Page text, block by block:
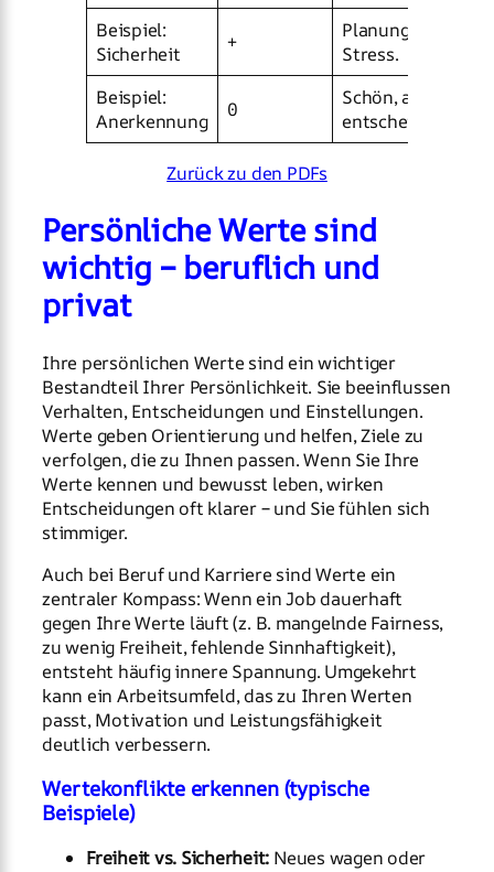
Beispiel:
Sicherheit
+
Planung reduziert
Stress.
Beispiel:
Anerkennung
0
Schön, aber nicht
entscheidend.
Zurück zu den PDFs
Persönliche Werte sind
wichtig – beruflich und
privat
Ihre persönlichen Werte sind ein wichtiger
Bestandteil Ihrer Persönlichkeit. Sie beeinflussen
Verhalten, Entscheidungen und Einstellungen.
Werte geben Orientierung und helfen, Ziele zu
verfolgen, die zu Ihnen passen. Wenn Sie Ihre
Werte kennen und bewusst leben, wirken
Entscheidungen oft klarer – und Sie fühlen sich
stimmiger.
Auch bei Beruf und Karriere sind Werte ein
zentraler Kompass: Wenn ein Job dauerhaft
gegen Ihre Werte läuft (z. B. mangelnde Fairness,
zu wenig Freiheit, fehlende Sinnhaftigkeit),
entsteht häufig innere Spannung. Umgekehrt
kann ein Arbeitsumfeld, das zu Ihren Werten
passt, Motivation und Leistungsfähigkeit
deutlich verbessern.
Wertekonflikte erkennen (typische
Beispiele)
Freiheit vs. Sicherheit: Neues wagen oder